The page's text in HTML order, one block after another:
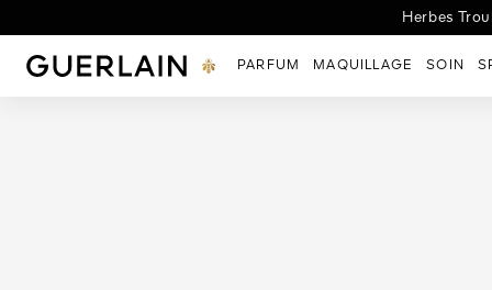
Herbes
Guerlain - (Revenir à la page d'accueil)
PARFUM MAQUILLAGE SOIN